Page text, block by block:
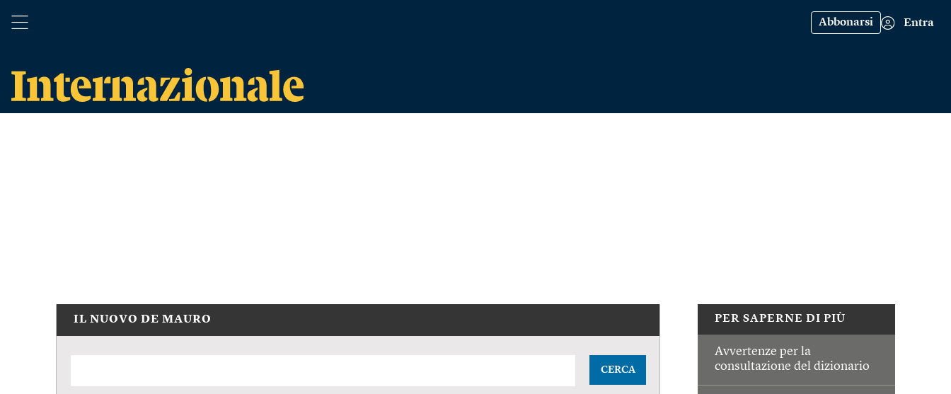
Abbonarsi Entra
PER SAPERNE DI PIÙ
Avvertenze per la
consultazione del dizionario
IL NUOVO DE MAURO
CERCA